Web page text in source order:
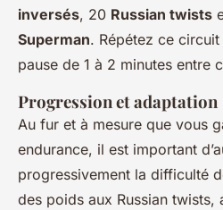
inversés, 20 Russian twists
Superman. Répétez ce
pause de 1 à 2 minutes entre
Progression et adaptation
Au fur et à mesure que vous
endurance, il est important
progressivement la difficulté
des poids aux Russian twists,